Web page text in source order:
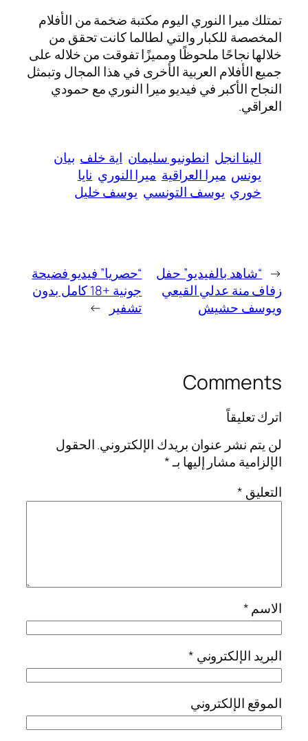
تمتلك ميرا النوري اليوم مكتبة ضخمة من الأفلام
المخصصة للكبار والتي لطالما كانت تحقق من
خلالها نجاحًا ملحوظًا ومميزًا تفوقت من خلاله على
جميع الأفلام العربية الأخرى في هذا المجال وتبمثل
النجاح الأكبر في فيديو ميرا النوري مع حمودي
العراقي.
الينا انجل انطونيو سليمان اية خلف بيان
يونس ميرا العراقية ميرا النوري نايا
خوري يوسف التونسي يوسف خليل
← “شاهد بالفيديو” حفل
زفاف منة عدلي القيعي
ويوسف حشيش
“حصريا” فيديو فضيحة
جونية +18 كامل بدون
تشفير
→
Comments
اترك تعليقاً
لن يتم نشر عنوان بريدك الإلكتروني.الحقول
الإلزامية مشار إليها بـ*
التعليق *
الاسم*
البريد الإلكتروني *
الموقع الإلكتروني